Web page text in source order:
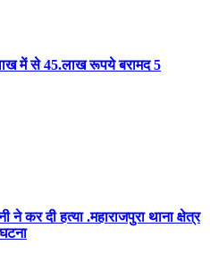
में से 45.लाख रूपये बरामद 5
ने कर दी हत्या .महाराजपुरा थाना क्षेत्र